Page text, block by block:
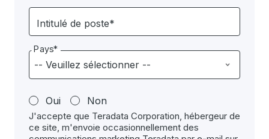
Intitulé de poste*
Pays*
Oui Non
J'accepte que Teradata Corporation, hébergeur de
ce site, m'envoie occasionnellement des